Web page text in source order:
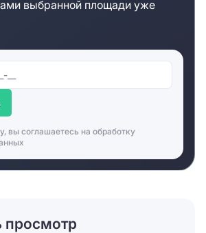
выбранной площади уже
вы соглашаетесь на обработку
просмотр